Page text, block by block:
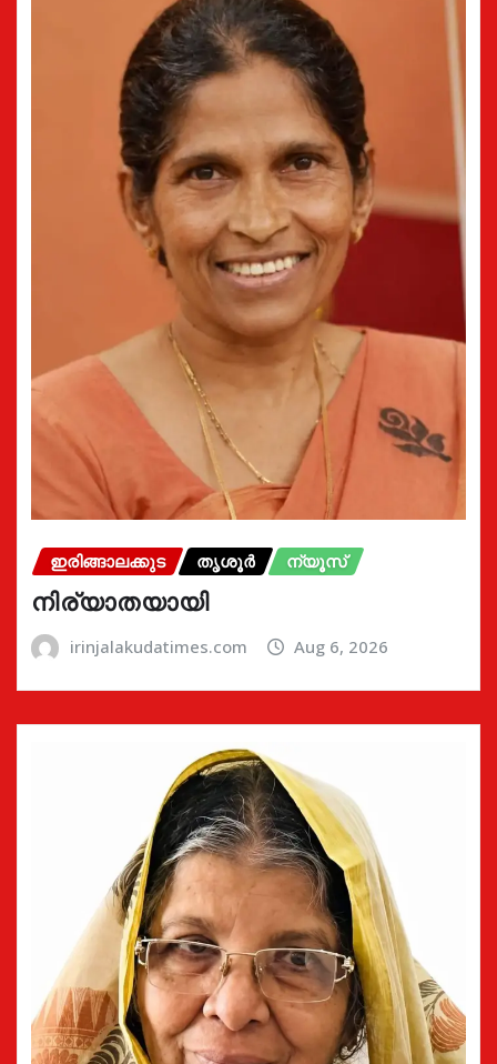
ഇരിങ്ങാലക്കുട തൃശൂർ ന്യൂസ്
നിര്യാതയായി
irinjalakudatimes.com Aug 6, 2026